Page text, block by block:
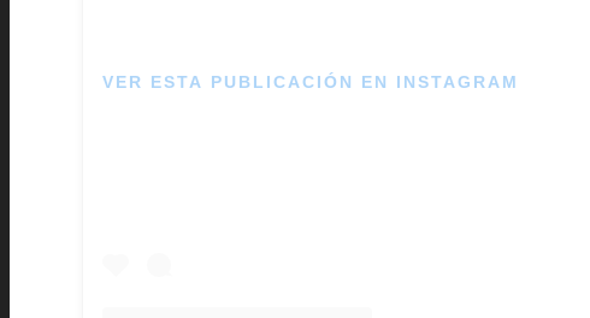
VER ESTA PUBLICACIÓN EN INSTAGRAM